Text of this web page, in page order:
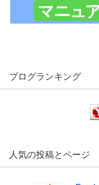
ブログランキング
人気の投稿とページ